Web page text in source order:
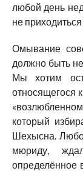
любой день
не
Омывание
должно быть
Мы хотим
относящегося
который
Шехысна.
мюриду,
определённое